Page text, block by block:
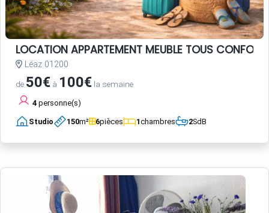
LOCATION APPARTEMENT MEUBLE TOUS CONFORT
Léaz 01200
de 50€ à 100€ la semaine
4 personne(s)
Studio 150m² 6pièces 1chambres 2SdB